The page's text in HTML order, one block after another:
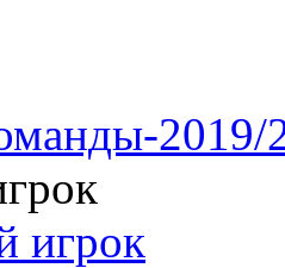
2019/
игрок